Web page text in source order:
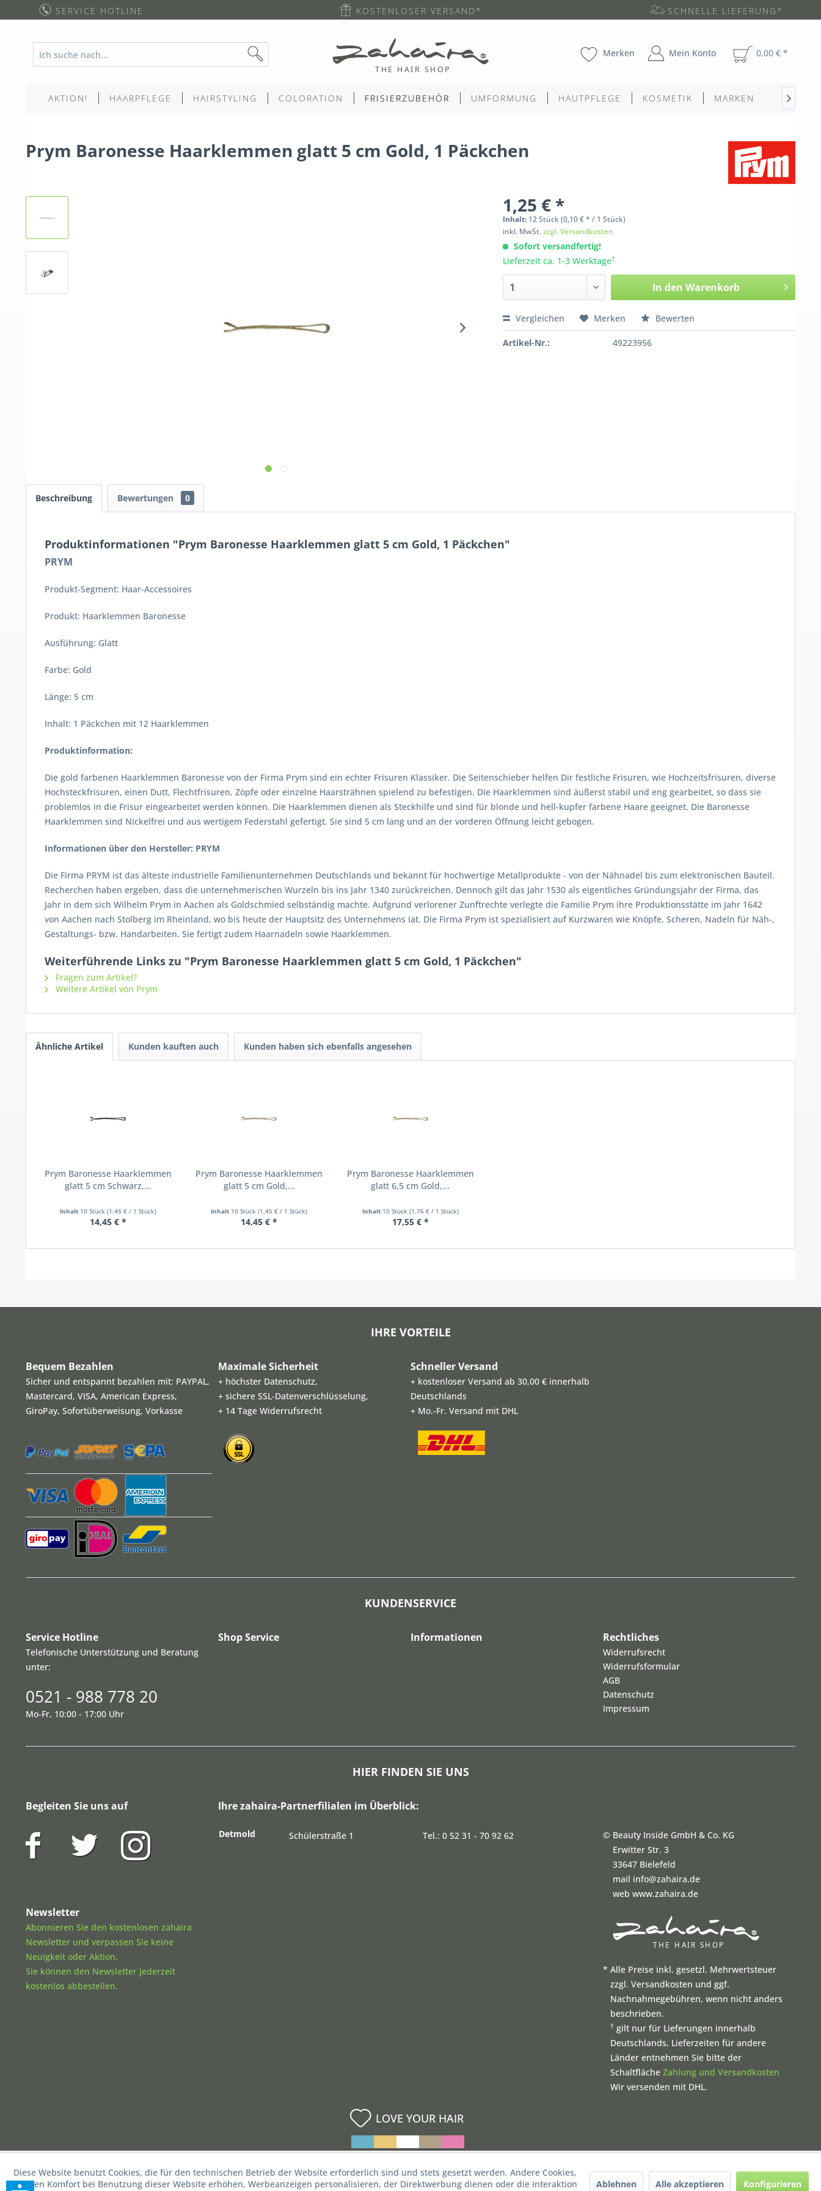
SERVICE HOTLINE KOSTENLOSER VERSAND* SCHNELLE LIEFERUNG*
Merken Mein Konto 0,00 € *
AKTION! HAARPFLEGE HAIRSTYLING COLORATION FRISIERZUBEHÖR UMFORMUNG HAUTPFLEGE KOSMETIK MARKEN 
Prym Baronesse Haarklemmen glatt 5 cm Gold, 1 Päckchen
1,25 € *
Inhalt: 12Stück(0,10 € * / 1 Stück)
inkl. MwSt.zzgl. Versandkosten
Sofort versandfertig!
Lieferzeit ca. 1-3 Werktage†
In den Warenkorb
Vergleichen Merken Bewerten
Artikel-Nr.: 49223956
Beschreibung Bewertungen 0
Produktinformationen "Prym Baronesse Haarklemmen glatt 5 cm Gold, 1 Päckchen"
PRYM
Produkt-Segment: Haar-Accessoires
Produkt: Haarklemmen Baronesse
Ausführung: Glatt
Farbe: Gold
Länge: 5 cm
Inhalt: 1 Päckchen mit 12 Haarklemmen
Produktinformation:
Die gold farbenen Haarklemmen Baronesse von der Firma Prym sind ein echter Frisuren Klassiker. Die Seitenschieber helfen Dir festliche Frisuren, wie Hochzeitsfrisuren, diverse
Hochsteckfrisuren, einen Dutt, Flechtfrisuren, Zöpfe oder einzelne Haarsträhnen spielend zu befestigen. Die Haarklemmen sind äußerst stabil und eng gearbeitet, so dass sie
problemlos in die Frisur eingearbeitet werden können. Die Haarklemmen dienen als Steckhilfe und sind für blonde und hell-kupfer farbene Haare geeignet. Die Baronesse
Haarklemmen sind Nickelfrei und aus wertigem Federstahl gefertigt. Sie sind 5 cm lang und an der vorderen Öffnung leicht gebogen.
Informationen über den Hersteller: PRYM
Die Firma PRYM ist das älteste industrielle Familienunternehmen Deutschlands und bekannt für hochwertige Metallprodukte - von der Nähnadel bis zum elektronischen Bauteil.
Recherchen haben ergeben, dass die unternehmerischen Wurzeln bis ins Jahr 1340 zurückreichen. Dennoch gilt das Jahr 1530 als eigentliches Gründungsjahr der Firma, das
Jahr in dem sich Wilhelm Prym in Aachen als Goldschmied selbständig machte. Aufgrund verlorener Zunftrechte verlegte die Familie Prym ihre Produktionsstätte im Jahr 1642
von Aachen nach Stolberg im Rheinland, wo bis heute der Hauptsitz des Unternehmens iat. Die Firma Prym ist spezialisiert auf Kurzwaren wie Knöpfe, Scheren, Nadeln für Näh-,
Gestaltungs- bzw. Handarbeiten. Sie fertigt zudem Haarnadeln sowie Haarklemmen.
Weiterführende Links zu "Prym Baronesse Haarklemmen glatt 5 cm Gold, 1 Päckchen"
Fragen zum Artikel?
Weitere Artikel von Prym
Ähnliche Artikel Kunden kauften auch Kunden haben sich ebenfalls angesehen
Prym Baronesse Haarklemmen
glatt 5 cm Schwarz,...
Inhalt 10 Stück (1,45 € / 1 Stück)
14,45 € *
Prym Baronesse Haarklemmen
glatt 5 cm Gold,...
Inhalt 10 Stück(1,45 € / 1 Stück)
14,45 € *
Prym Baronesse Haarklemmen
glatt 6,5 cm Gold,...
Inhalt 10 Stück (1,76 € / 1 Stück)
17,55 € *
IHRE VORTEILE
Bequem Bezahlen
Sicher und entspannt bezahlen mit: PAYPAL,
Mastercard, VISA, American Express,
GiroPay, Sofortüberweisung, Vorkasse
Maximale Sicherheit
+ höchster Datenschutz,
+ sichere SSL-Datenverschlüsselung,
+ 14 Tage Widerrufsrecht
Schneller Versand
+ kostenloser Versand ab 30,00 € innerhalb
Deutschlands
+ Mo.-Fr. Versand mit DHL
KUNDENSERVICE
Service Hotline
Telefonische Unterstützung und Beratung
unter:
0521 - 988 778 20
Mo-Fr, 10:00 - 17:00 Uhr
Shop Service Informationen Rechtliches
Widerrufsrecht
Widerrufsformular
AGB
Datenschutz
Impressum
HIER FINDEN SIE UNS
Begleiten Sie uns auf
Newsletter
Abonnieren Sie den kostenlosen zahaira
Newsletter und verpassen Sie keine
Neuigkeit oder Aktion.
Sie können den Newsletter jederzeit
kostenlos abbestellen.
Ihre zahaira-Partnerfilialen im Überblick:
Detmold Schülerstraße 1 Tel.: 0 52 31 - 70 92 62 © Beauty Inside GmbH & Co. KG
Erwitter Str. 3
33647 Bielefeld
mail info@zahaira.de
web www.zahaira.de
* Alle Preise inkl. gesetzl. Mehrwertsteuer
zzgl. Versandkosten und ggf.
Nachnahmegebühren, wenn nicht anders
beschrieben.
† gilt nur für Lieferungen innerhalb
Deutschlands, Lieferzeiten für andere
Länder entnehmen Sie bitte der
Schaltfläche Zahlung und Versandkosten
Wir versenden mit DHL.
LOVE YOUR HAIR
Diese Website benutzt Cookies, die für den technischen Betrieb der Website erforderlich sind und stets gesetzt werden. Andere Cookies,
die den Komfort bei Benutzung dieser Website erhöhen, Werbeanzeigen personalisieren, der Direktwerbung dienen oder die Interaktion
Ablehnen Alle akzeptieren Konfigurieren